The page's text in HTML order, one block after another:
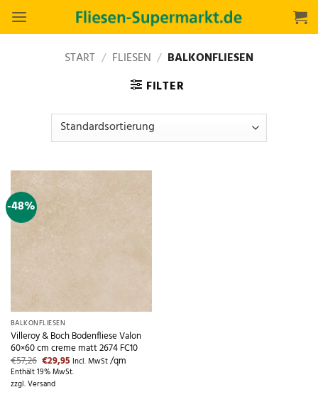
Zum
Inhalt
START / FLIESEN / BALKONFLIESEN
FILTER
-48%
BALKONFLIESEN
Villeroy & Boch Bodenfliese Valon
60×60 cm creme matt 2674 FC10
€57,26 Ursprünglicher
Preis
war:
€57,26
€29,95Aktueller
Preis
ist:
Incl. MwSt/qm
Enthält 19% MwSt.
zzgl.Versand